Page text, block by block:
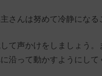
さんは努めて冷静になる
て声かけをしましょう。
沿って動かすようにして